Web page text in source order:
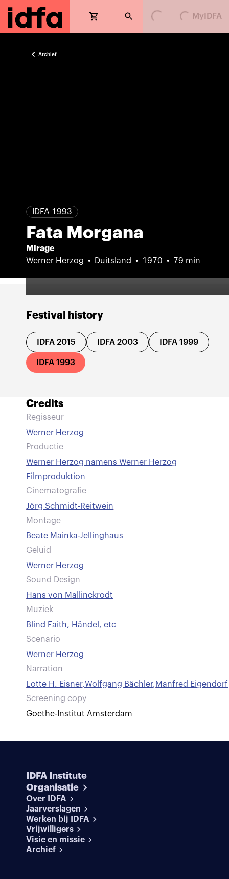
Loading... Loading... MyIDFA
Archief
IDFA 1993
Fata Morgana
Mirage
Werner Herzog
Duitsland 1970 79 min
Festival history
IDFA 2015 IDFA 2003 IDFA 1999
IDFA 1993
Credits
Regisseur
Werner Herzog
Productie
Werner Herzog namens Werner Herzog
Filmproduktion
Cinematografie
Jörg Schmidt-Reitwein
Montage
Beate Mainka-Jellinghaus
Geluid
Werner Herzog
Sound Design
Hans von Mallinckrodt
Muziek
Blind Faith, Händel, etc
Scenario
Werner Herzog
Narration
Lotte H. Eisner,Wolfgang Bächler,Manfred Eigendorf
Screening copy
Goethe-Institut Amsterdam
IDFA Institute
Organisatie
Over IDFA
Jaarverslagen
Werken bij IDFA
Vrijwilligers
Visie en missie
Archief